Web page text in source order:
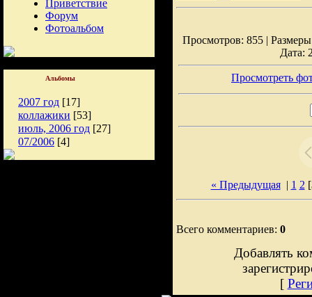
Приветствие
Форум
Фотоальбом
Альбомы
2007 год [17]
коллажики [53]
июль, 2006 год [27]
07/2006 [4]
Просмотров: 855 |
Дата:
Просмотреть
« Предыдущая| 1 2 [
Всего комментариев: 0
Добавлять
[